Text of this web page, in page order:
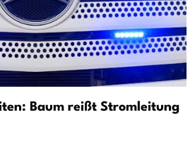
Baum reißt Stromleitung